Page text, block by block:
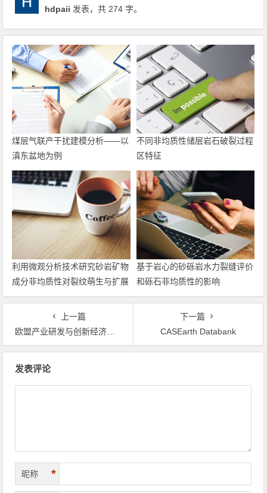
hdpaii 发表，共 274 字。
煤层气联产干扰建模分析——以
滇东盆地为例
不同非均质性储层岩石破裂过程
区特征
利用微观分析技术研究砂岩矿物
成分非均质性对裂纹萌生与扩展
的影响
基于岩心的砂砾岩水力裂缝评价
和砾石非均质性的影响
上一篇
欧盟产业研发与创新经济学项目（IRI）
下一篇
CASEarth Databank
发表评论
昵称 *